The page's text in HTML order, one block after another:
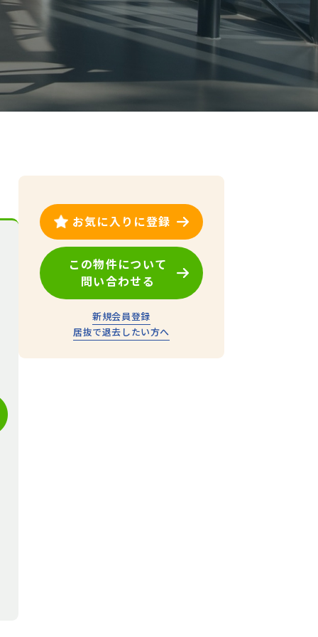
お気に入りに登録
この物件について
問い合わせる
新規会員登録
居抜で退去したい方へ